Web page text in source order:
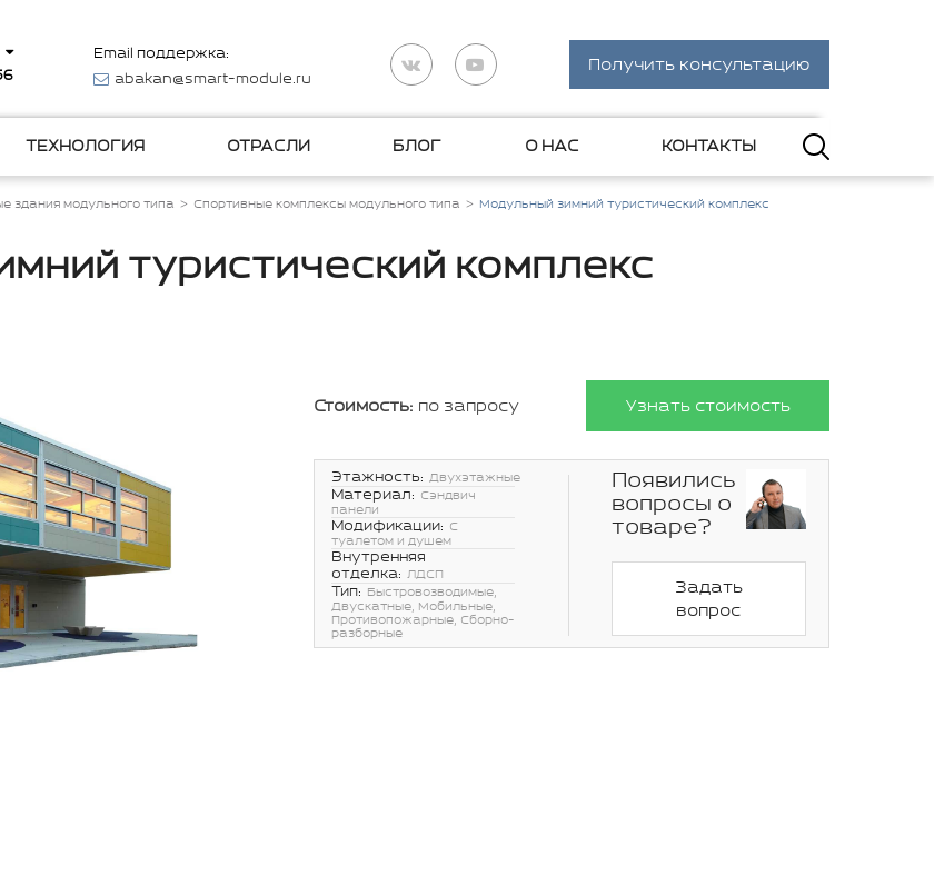
Email поддержка:
abakan@smart-module.ru
Получить консультацию
ТЕХНОЛОГИЯ ОТРАСЛИ БЛОГ О НАС КОНТАКТЫ
здания модульного типа Спортивные комплексы модульного типа Модульный зимний туристический комплекс
туристический комплекс
Стоимость: по запросу Узнать стоимость
Этажность: Двухэтажные
Материал: Сэндвич
панели
Модификации: С
туалетом и душем
Внутренняя
отделка: ЛДСП
Тип: Быстровозводимые,
Двускатные, Мобильные,
Противопожарные, Сборно-
разборные
Появились
вопросы о
товаре?
Задать
вопрос